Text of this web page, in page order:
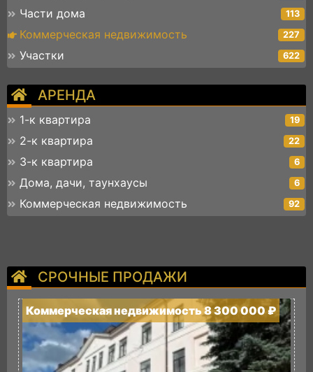
Части дома 113
Коммерческая недвижимость 227
Участки 622
АРЕНДА
1-к квартира 19
2-к квартира 22
3-к квартира 6
Дома, дачи, таунхаусы 6
Коммерческая недвижимость 92
СРОЧНЫЕ ПРОДАЖИ
Коммерческая недвижимость 8 300 000 ₽